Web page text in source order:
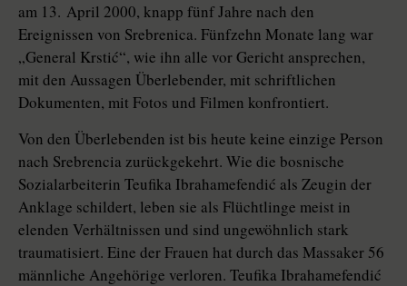
am 13. April 2000, knapp fünf Jahre nach den
Ereignissen von Srebrenica. Fünfzehn Monate lang war
„General Krstić“, wie ihn alle vor Gericht ansprechen,
mit den Aussagen Überlebender, mit schriftlichen
Dokumenten, mit Fotos und Filmen konfrontiert.
Von den Überlebenden ist bis heute keine einzige Person
nach Srebrencia zurückgekehrt. Wie die bosnische
Sozialarbeiterin Teufika Ibrahamefendić als Zeugin der
Anklage schildert, leben sie als Flüchtlinge meist in
elenden Verhältnissen und sind ungewöhnlich stark
traumatisiert. Eine der Frauen hat durch das Massaker 56
männliche Angehörige verloren. Teufika Ibrahamefendić